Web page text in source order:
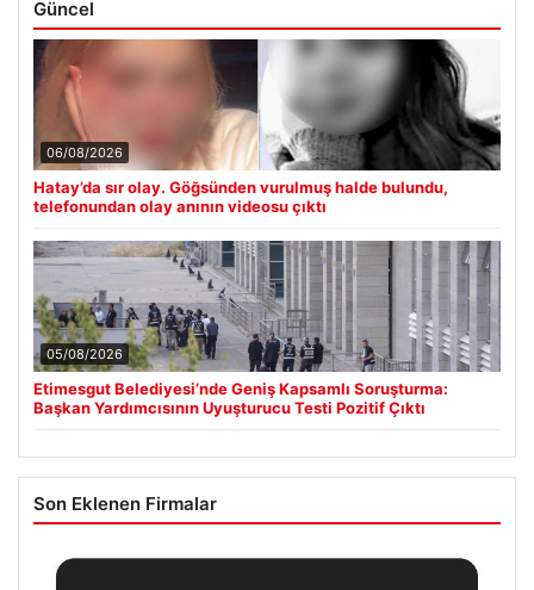
Güncel
06/08/2026
Hatay’da sır olay. Göğsünden vurulmuş halde bulundu,
telefonundan olay anının videosu çıktı
05/08/2026
Etimesgut Belediyesi’nde Geniş Kapsamlı Soruşturma:
Başkan Yardımcısının Uyuşturucu Testi Pozitif Çıktı
Son Eklenen Firmalar